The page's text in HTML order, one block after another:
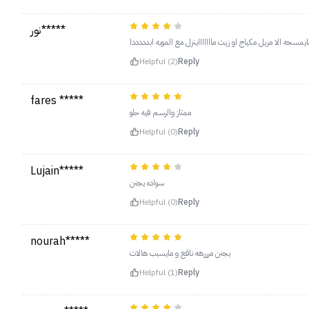
نور*****
الا مزيل مكياج او زيت ماااااااينزل مع المويه ابدددددا
Helpful (2)Reply
fares *****
ممتاز والرسم فيه حلو
Helpful (0)Reply
Lujain*****
سواده يجنن
Helpful (0)Reply
nourah*****
يجنن مرررهه ناقع و مايسبب هالات
Helpful (1)Reply